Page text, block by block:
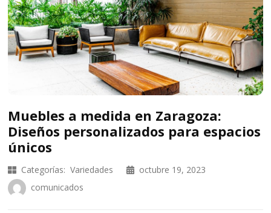
Muebles a medida en Zaragoza:
Diseños personalizados para espacios
únicos
Categorías: Variedades
octubre 19, 2023
comunicados